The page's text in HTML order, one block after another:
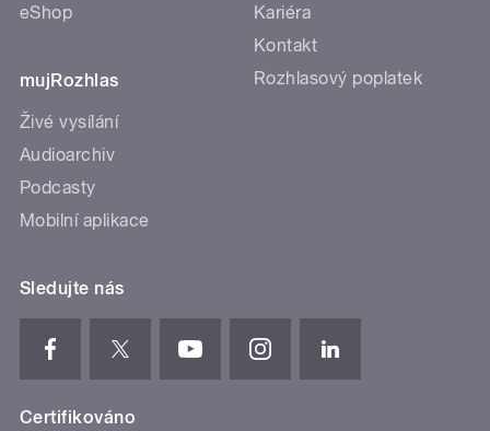
eShop
mujRozhlas
Živé vysílání
Audioarchiv
Podcasty
Mobilní aplikace
Kariéra
Kontakt
Rozhlasový poplatek
Sledujte nás
Certifikováno